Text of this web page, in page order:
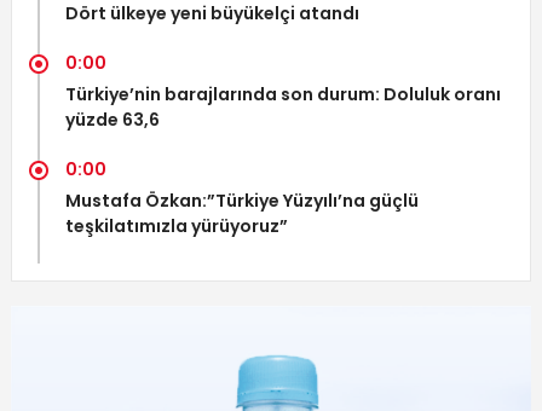
Dört ülkeye yeni büyükelçi atandı
0:00
Türkiye’nin barajlarında son durum: Doluluk oranı
yüzde 63,6
0:00
Mustafa Özkan:”Türkiye Yüzyılı’na güçlü
teşkilatımızla yürüyoruz”